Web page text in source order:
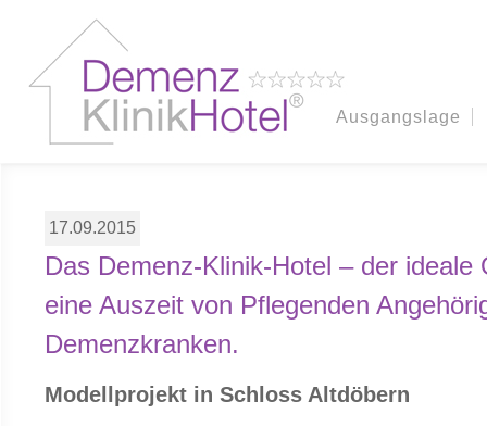
Ausgangslage
17.09.2015
Das Demenz-Klinik-Hotel – der ideale
eine Auszeit von Pflegenden
Demenzkranken.
Modellprojekt in Schloss Altdöbern